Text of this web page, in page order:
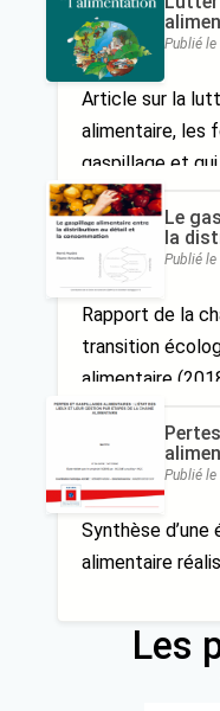
Publié le
Article sur la
alimentaire, les
gaspillage et
des
dans l’ouvrage
l’Alimentation,
2021
Le
la
Publié le
Rapport de la
transition
alimentaire
leur
Publié le
Synthèse
alimentaire
Les